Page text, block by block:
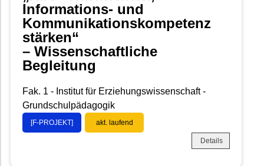
Informations- und
Kommunikationskompetenz
stärken“
– Wissenschaftliche
Begleitung
Fak. 1 - Institut für Erziehungswissenschaft -
Grundschulpädagogik
[F-PROJEKT] akt. laufend
Details